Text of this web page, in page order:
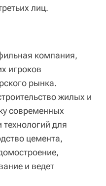
лиц.
компания,
игроков
рынка.
жилых и
современных
для
цемента,
и ведет